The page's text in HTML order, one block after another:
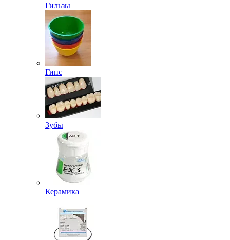
Гильзы
Гипс
Зубы
Керамика